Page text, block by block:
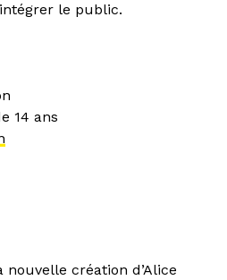
le public.
14 ans
nouvelle création d’Alice